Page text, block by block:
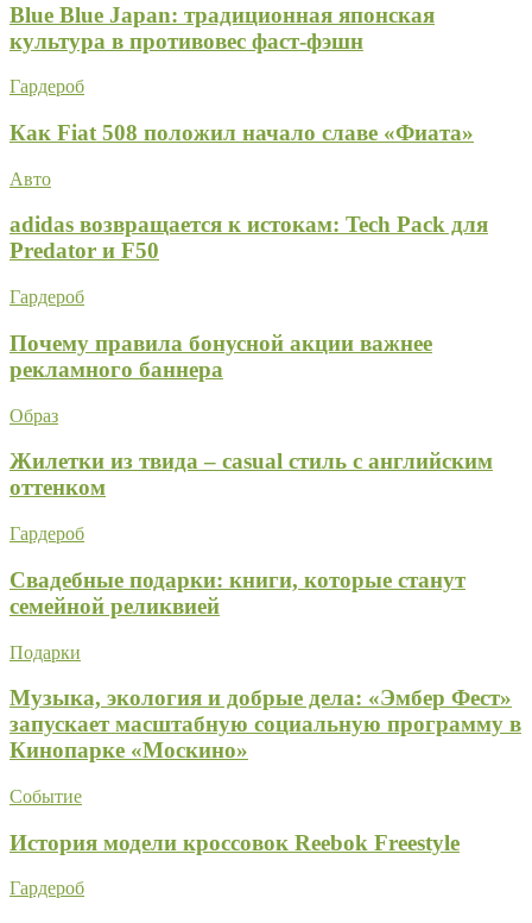
Blue Blue Japan: традиционная японская
культура в противовес фаст-фэшн
Гардероб
Как Fiat 508 положил начало славе «Фиата»
Авто
adidas возвращается к истокам: Tech Pack для
Predator и F50
Гардероб
Почему правила бонусной акции важнее
рекламного баннера
Образ
Жилетки из твида – casual стиль с английским
оттенком
Гардероб
Свадебные подарки: книги, которые станут
семейной реликвией
Подарки
Музыка, экология и добрые дела: «Эмбер Фест»
запускает масштабную социальную программу в
Кинопарке «Москино»
Событие
История модели кроссовок Reebok Freestyle
Гардероб